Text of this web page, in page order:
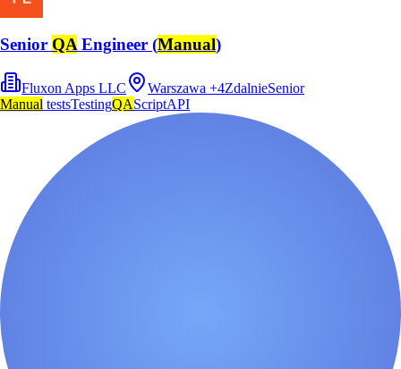
Senior QA Engineer (Manual)
Fluxon Apps LLC Warszawa +4ZdalnieSenior
Manual testsTestingQAScriptAPI